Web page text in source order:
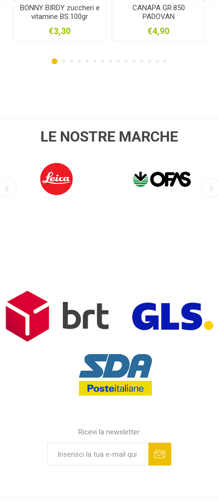
BONNY BIRDY zuccheri e
vitamine BS.100gr
€3,30
CANAPA GR.850
PADOVAN
€4,90
LE NOSTRE MARCHE
Ricevi la newsletter